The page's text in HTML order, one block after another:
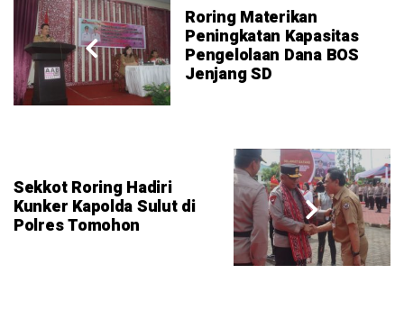
Roring Materikan
Peningkatan Kapasitas
Pengelolaan Dana BOS
Jenjang SD
Sekkot Roring Hadiri
Kunker Kapolda Sulut di
Polres Tomohon